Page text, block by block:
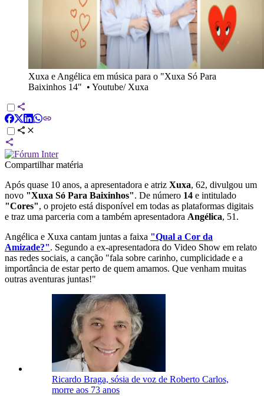
Xuxa e Angélica em música para o "Xuxa Só Para
Baixinhos 14" • Youtube/ Xuxa
Compartilhar matéria
Após quase 10 anos, a apresentadora e atriz Xuxa, 62, divulgou um
novo "Xuxa Só Para Baixinhos". De número 14 e intitulado
"Cores", o projeto está disponível em todas as plataformas digitais
e traz uma parceria com a também apresentadora Angélica, 51.
Angélica e Xuxa cantam juntas a faixa "Qual a Cor da
Amizade?". Segundo a ex-apresentadora do Video Show em relato
nas redes sociais, a canção "fala sobre carinho, cumplicidade e a
importância de estar perto de quem amamos. Que venham muitas
outras aventuras juntas!"
Ricardo Braga, sósia de voz de Roberto Carlos,
morre aos 73 anos